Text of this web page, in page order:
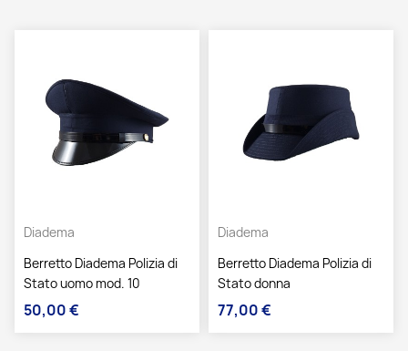
Diadema
Berretto Diadema Polizia di
Stato uomo mod. 10
Prezzo
50,00 €
Diadema
Berretto Diadema Polizia di
Stato donna
Prezzo
77,00 €